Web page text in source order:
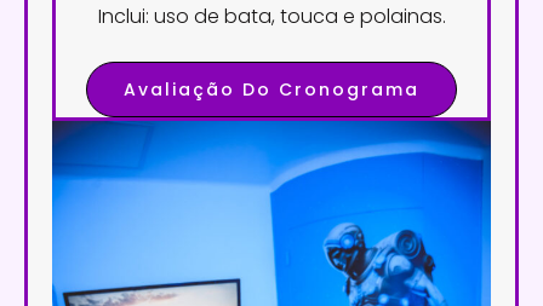
Inclui: uso de bata, touca e polainas.
Avaliação Do Cronograma